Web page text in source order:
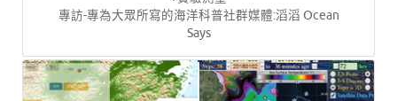
專訪-專為大眾所寫的海洋科普社群媒體:滔滔 Ocean
Says